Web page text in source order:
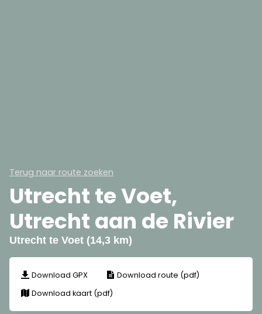
Terug naar route zoeken
Utrecht te Voet,
Utrecht aan de Rivier
Utrecht te Voet (14,3 km)
Download GPX
Download route (pdf)
Download kaart (pdf)